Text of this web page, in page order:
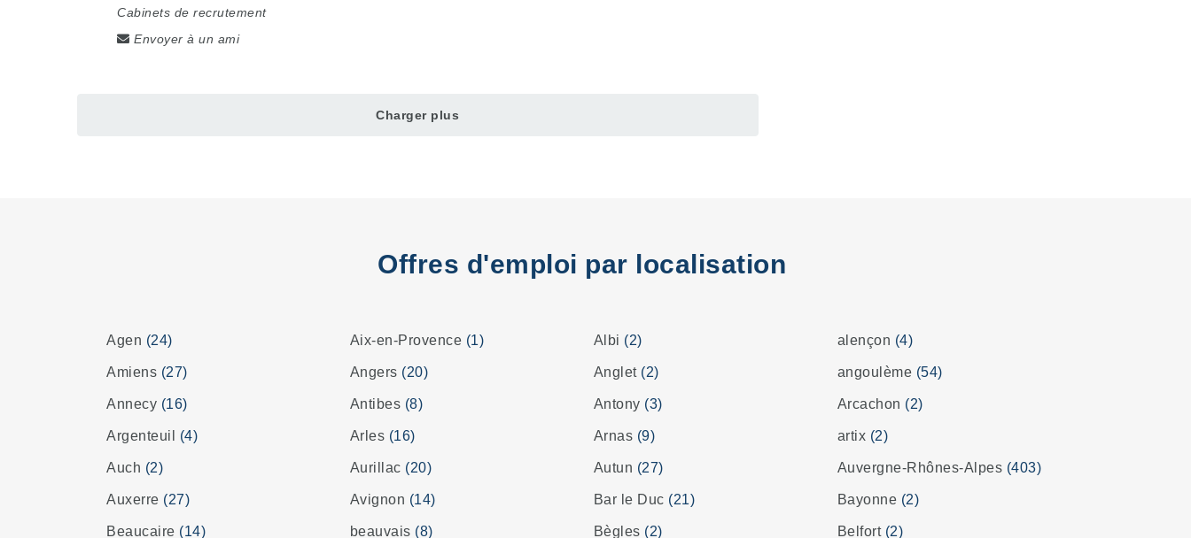
Cabinets de recrutement
Envoyer à un ami
Charger plus
Offres d'emploi par localisation
Agen (24) Aix-en-Provence (1) Albi (2) alençon (4)
Amiens (27) Angers (20) Anglet (2) angoulème (54)
Annecy (16) Antibes (8) Antony (3) Arcachon (2)
Argenteuil (4) Arles (16) Arnas (9) artix (2)
Auch (2) Aurillac (20) Autun (27) Auvergne-Rhônes-Alpes (403)
Auxerre (27) Avignon (14) Bar le Duc (21) Bayonne (2)
Beaucaire (14) beauvais (8) Bègles (2) Belfort (2)